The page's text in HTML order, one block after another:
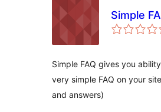
Simple
Simple FAQ gives you
very simple FAQ on your
and answers)